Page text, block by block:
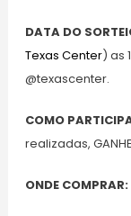
DATA DO
Texas Center) as
@texascenter.
COMO
realizadas,
ONDE COMPRAR: